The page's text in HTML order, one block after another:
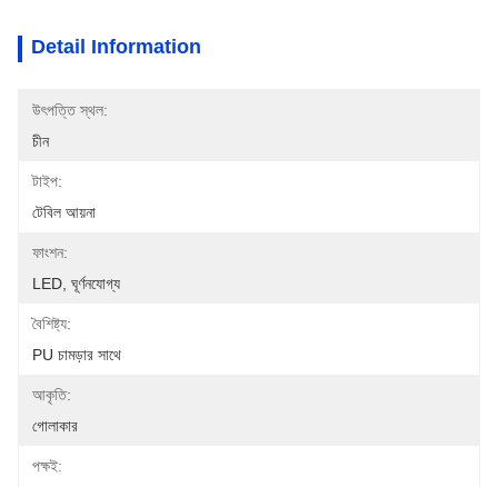
Detail Information
উৎপত্তি স্থল:
চীন
টাইপ:
টেবিল আয়না
ফাংশন:
LED, ঘূর্ণনযোগ্য
বৈশিষ্ট্য:
PU চামড়ার সাথে
আকৃতি:
গোলাকার
পক্ষই: